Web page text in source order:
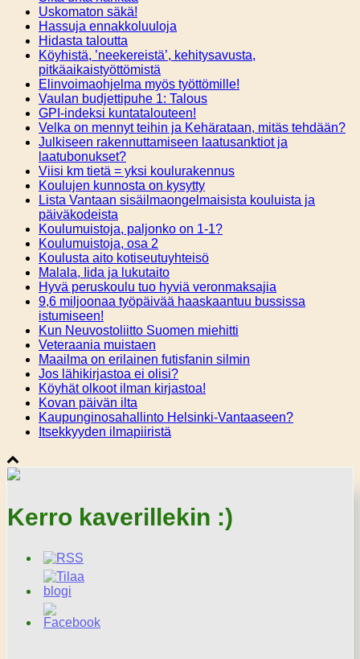
Uskomaton säkä!
Hassuja ennakkoluuloja
Hidasta taloutta
Köyhistä, ’neekereistä’, kehitysavusta,
pitkäaikaistyöttömistä
Elinvoimaohjelma myös työttömille!
Vaulan budjettipuhe 1: Talous
GPI-indeksi kuntatalouteen!
Velka on mennyt teihin ja Kehärataan, mitäs tehdään?
Julkiseen rakennuttamiseen laatusanktiot ja
laatubonukset?
Viisi km tietä = yksi koulurakennus
Koulujen kunnosta on kysytty
Lista Vantaan sisäilmaongelmaisista kouluista ja
päiväkodeista
Koulumuistoja, paljonko on 1-1?
Koulumuistoja, osa 2
Koulusta aito kotiseutuyhteisö
Malala, Iida ja lukutaito
Hyvä peruskoulu tuo hyviä veronmaksajia
9,6 miljoonaa työpäivää haaskaantuu bussissa
istumiseen!
Kun Neuvostoliitto Suomen miehitti
Veteraania muistaen
Maailma on erilainen futisfanin silmin
Jos lähikirjastoa ei olisi?
Köyhät olkoot ilman kirjastoa!
Kovan päivän ilta
Kaupunginosahallinto Helsinki-Vantaaseen?
Itsekkyyden ilmapiiristä
Kerro kaverillekin :)